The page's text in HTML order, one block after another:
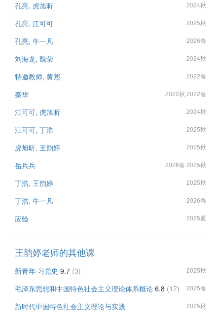
孔亮, 虎旭昕 2024秋
孔亮, 江可可 2025秋
孔亮, 牛一凡 2026春
刘海龙, 魏荣 2024秋
特邀教师, 黄熙 2022春
秦华 2022秋 2022春
江可可, 虎旭昕 2024秋
江可可, 丁浩 2025秋
虎旭昕, 王韵婷 2025秋
岳兵兵 2026春 2025秋
丁浩, 王韵婷 2025秋
丁浩, 牛一凡 2026春
应验 2025夏
王韵婷老师的其他课
新青年·习党史 9.7 (3) 2025秋
毛泽东思想和中国特色社会主义理论体系概论 6.8 (17) 2025春
新时代中国特色社会主义理论与实践 2025秋